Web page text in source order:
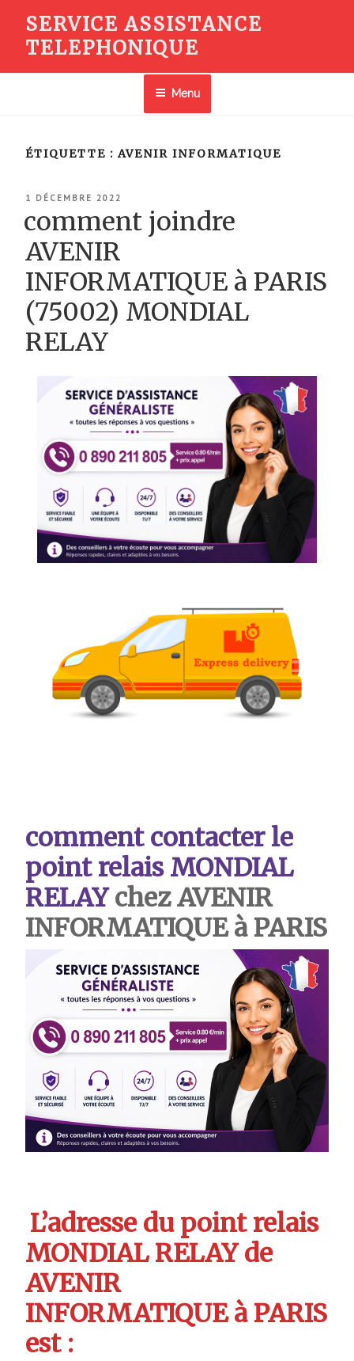
contenu
SERVICE ASSISTANCE
TELEPHONIQUE
Menu
ÉTIQUETTE : AVENIR INFORMATIQUE
PUBLIÉ
1 DÉCEMBRE 2022
comment joindre
AVENIR
INFORMATIQUE à PARIS
(75002) MONDIAL
RELAY
comment contacter le
point relais MONDIAL
RELAYchez AVENIR
INFORMATIQUE à PARIS
L’adresse du point relais
MONDIAL RELAY de
AVENIR
INFORMATIQUE à PARIS
est :